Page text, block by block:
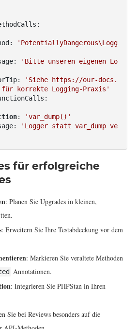
method:
'PotentiallyDangerous\Logg
message:
'Bitte unseren eigenen Lo
errorTip:
'Siehe https://our-docs.
für korrekte Logging-Praxis'
:
'var_dump()'
message:
'Logger statt var_dump ve
für erfolgreiche
: Planen Sie Upgrades in kleinen,
: Erweitern Sie Ihre Testabdeckung vor dem
: Markieren Sie veraltete Methoden
Annotationen.
: Integrieren Sie PHPStan in Ihren
Sie bei Reviews besonders auf die